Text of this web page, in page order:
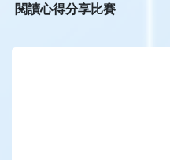
閱讀心得分享比賽